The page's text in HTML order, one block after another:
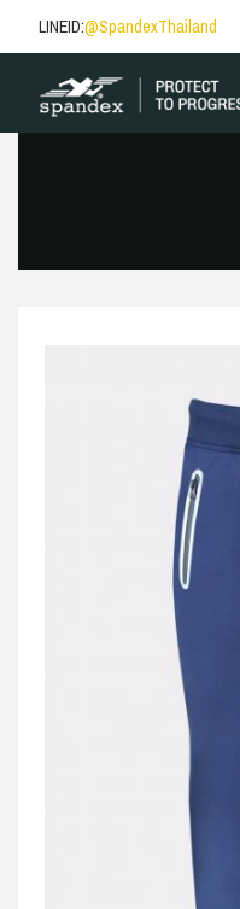
LINEID:@SpandexThailand